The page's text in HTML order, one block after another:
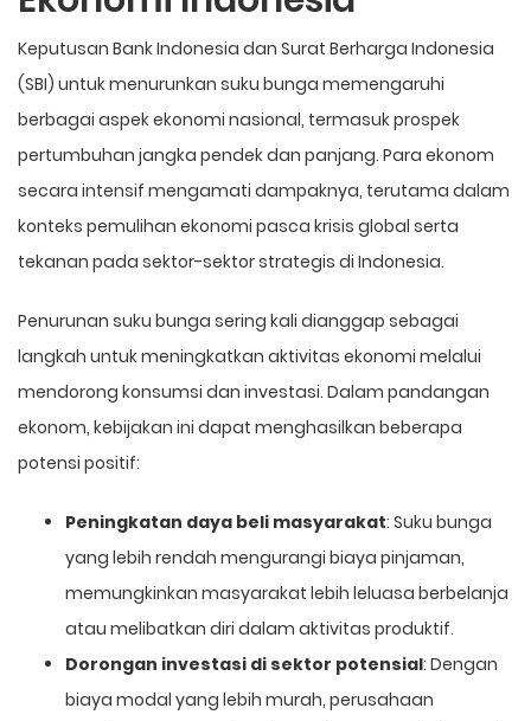
Keputusan Bank Indonesia dan Surat Berharga Indonesia
(SBI) untuk menurunkan suku bunga memengaruhi
berbagai aspek ekonomi nasional, termasuk prospek
pertumbuhan jangka pendek dan panjang. Para ekonom
secara intensif mengamati dampaknya, terutama dalam
konteks pemulihan ekonomi pasca krisis global serta
tekanan pada sektor-sektor strategis di Indonesia.
Penurunan suku bunga sering kali dianggap sebagai
langkah untuk meningkatkan aktivitas ekonomi melalui
mendorong konsumsi dan investasi. Dalam pandangan
ekonom, kebijakan ini dapat menghasilkan beberapa
potensi positif:
Peningkatan daya beli masyarakat: Suku bunga
yang lebih rendah mengurangi biaya pinjaman,
memungkinkan masyarakat lebih leluasa berbelanja
atau melibatkan diri dalam aktivitas produktif.
Dorongan investasi di sektor potensial: Dengan
biaya modal yang lebih murah, perusahaan